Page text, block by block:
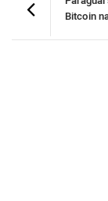
Bitcoin